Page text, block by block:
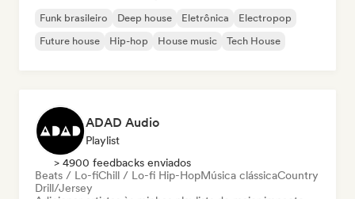
Funk brasileiro Deep house Eletrônica
Electropop
Future house
Hip-hop House music Tech House
ADAD Audio
Playlist
> 4900 feedbacks enviados
Beats / Lo-fiChill / Lo-fi Hip-HopMúsica clássicaCountry
Drill/Jersey